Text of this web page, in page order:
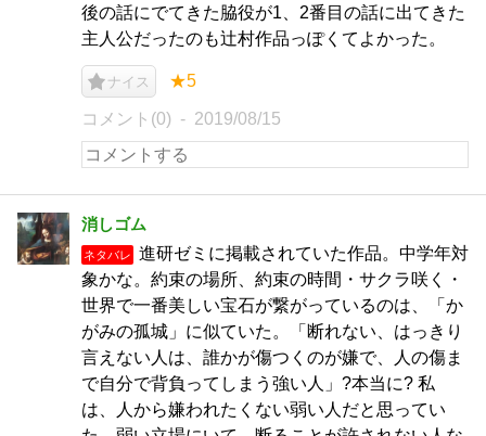
後の話にでてきた脇役が1、2番目の話に出てきた
主人公だったのも辻村作品っぽくてよかった。
ナイス ★5
コメント(0) 2019/08/15
消しゴム
ネタバレ
進研ゼミに掲載されていた作品。中学年対
象かな。約束の場所、約束の時間・サクラ咲く・
世界で一番美しい宝石が繋がっているのは、「か
がみの孤城」に似ていた。「断れない、はっきり
言えない人は、誰かが傷つくのが嫌で、人の傷ま
で自分で背負ってしまう強い人」?本当に? 私
は、人から嫌われたくない弱い人だと思ってい